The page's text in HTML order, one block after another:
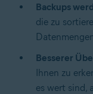
Backups
die zu
Besserer
Ihnen zu
es wert sind,